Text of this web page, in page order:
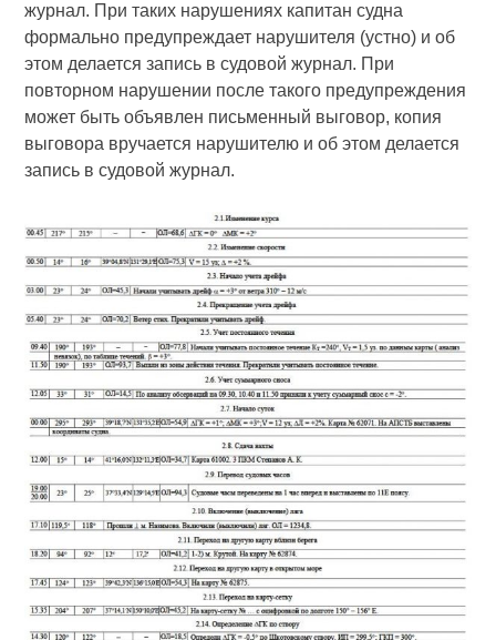
журнал. При таких нарушениях капитан судна
формально предупреждает нарушителя (устно) и об
этом делается запись в судовой журнал. При
повторном нарушении после такого предупреждения
может быть объявлен письменный выговор, копия
выговора вручается нарушителю и об этом делается
запись в судовой журнал.